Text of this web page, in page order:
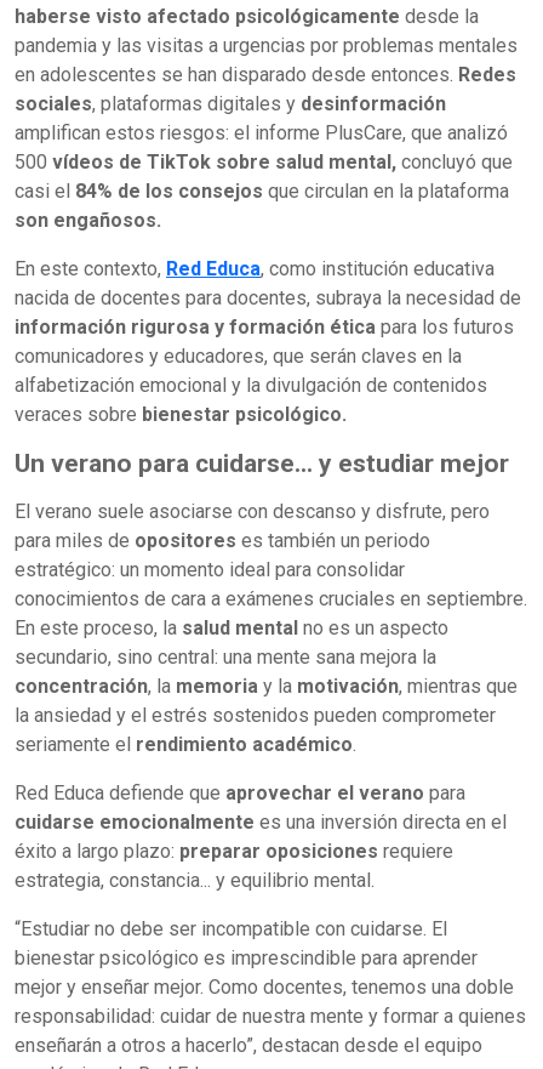
haberse visto afectado psicológicamente desde la
pandemia y las visitas a urgencias por problemas mentales
en adolescentes se han disparado desde entonces. Redes
sociales, plataformas digitales y desinformación
amplifican estos riesgos: el informe PlusCare, que analizó
500 vídeos de TikTok sobre salud mental, concluyó que
casi el 84% de los consejos que circulan en la plataforma
son engañosos.
En este contexto, Red Educa, como institución educativa
nacida de docentes para docentes, subraya la necesidad de
información rigurosa y formación ética para los futuros
comunicadores y educadores, que serán claves en la
alfabetización emocional y la divulgación de contenidos
veraces sobre bienestar psicológico.
Un verano para cuidarse... y estudiar mejor
El verano suele asociarse con descanso y disfrute, pero
para miles de opositores es también un periodo
estratégico: un momento ideal para consolidar
conocimientos de cara a exámenes cruciales en septiembre.
En este proceso, la salud mental no es un aspecto
secundario, sino central: una mente sana mejora la
concentración, la memoria y la motivación, mientras que
la ansiedad y el estrés sostenidos pueden comprometer
seriamente el rendimiento académico.
Red Educa defiende que aprovechar el verano para
cuidarse emocionalmente es una inversión directa en el
éxito a largo plazo: preparar oposiciones requiere
estrategia, constancia... y equilibrio mental.
“Estudiar no debe ser incompatible con cuidarse. El
bienestar psicológico es imprescindible para aprender
mejor y enseñar mejor. Como docentes, tenemos una doble
responsabilidad: cuidar de nuestra mente y formar a quienes
enseñarán a otros a hacerlo”, destacan desde el equipo